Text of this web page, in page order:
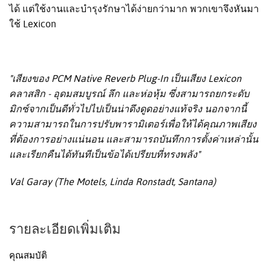
ได้ แต่ใช้งานและบำรุงรักษาได้ง่ายกว่ามาก พวกเขาจึงหันมา
ใช้ Lexicon
"เสียงของ PCM Native Reverb Plug-In เป็นเสียง Lexicon
คลาสสิก - อุดมสมบูรณ์ ลึก และห่อหุ้ม ซึ่งสามารถยกระดับ
มิกซ์จากเป็นดีทั่วไปไปเป็นน่าดึงดูดอย่างแท้จริง นอกจากนี้
ความสามารถในการปรับพารามิเตอร์เพื่อให้ได้คุณภาพเสียง
ที่ต้องการอย่างแน่นอน และสามารถบันทึกการตั้งค่าเหล่านั้น
และเรียกคืนได้ทันทีเป็นข้อได้เปรียบที่ทรงพลัง"
Val Garay (The Motels, Linda Ronstadt, Santana)
รายละเอียดเพิ่มเติม
คุณสมบัติ